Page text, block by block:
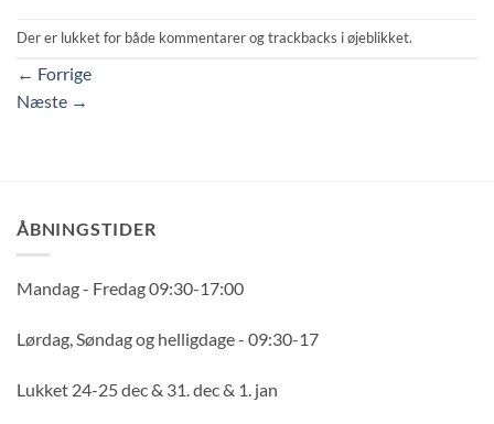
Der er lukket for både kommentarer og trackbacks i øjeblikket.
← Forrige
Næste →
ÅBNINGSTIDER
Mandag - Fredag 09:30-17:00
Lørdag, Søndag og helligdage - 09:30-17
Lukket 24-25 dec & 31. dec & 1. jan